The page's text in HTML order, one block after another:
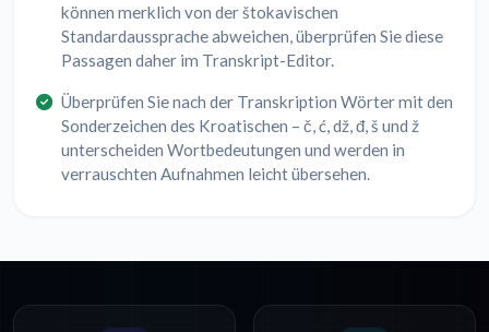
können merklich von der štokavischen
Standardaussprache abweichen, überprüfen Sie diese
Passagen daher im Transkript-Editor.
Überprüfen Sie nach der Transkription Wörter mit den
Sonderzeichen des Kroatischen – č, ć, dž, đ, š und ž
unterscheiden Wortbedeutungen und werden in
verrauschten Aufnahmen leicht übersehen.